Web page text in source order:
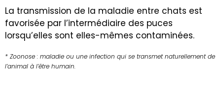
La transmission de la maladie entre chats est
favorisée par l’intermédiaire des puces
lorsqu’elles sont elles-mêmes contaminées.
* Zoonose : maladie ou une infection qui se transmet naturellement de
l’animal à l’être humain.